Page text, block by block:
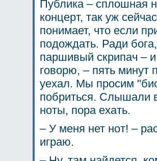
Публика – сплошная
концерт, так уж
понимает, что если
подождать. Ради
паршивый скрипач –
говорю, – пять
уехал. Мы просим
побриться. Слышали
ноты, пора ехать.
– У меня нет нот! –
играю.